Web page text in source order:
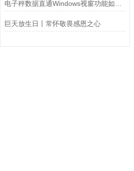
巨天放生日丨常怀敬畏感恩之心